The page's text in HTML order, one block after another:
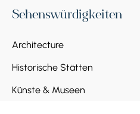
Sehenswürdigkeiten
Architecture
Historische Stätten
Künste & Museen